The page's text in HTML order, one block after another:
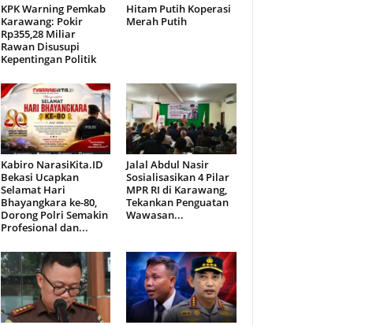
KPK Warning Pemkab
Karawang: Pokir
Rp355,28 Miliar
Rawan Disusupi
Kepentingan Politik
Hitam Putih Koperasi
Merah Putih
Kabiro NarasiKita.ID
Bekasi Ucapkan
Selamat Hari
Bhayangkara ke-80,
Dorong Polri Semakin
Profesional dan...
Jalal Abdul Nasir
Sosialisasikan 4 Pilar
MPR RI di Karawang,
Tekankan Penguatan
Wawasan...